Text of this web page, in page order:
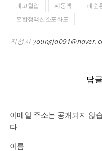
폐고혈압
폐동맥 폐순
혼합정맥산소포화도
작성자
답
이메일 주소는 공개되지 않
다
이름